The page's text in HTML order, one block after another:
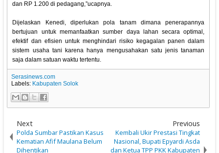
dan RP 1.200 di pedagang,”ucapnya.
Dijelaskan Kenedi, diperlukan pola tanam dimana penerapannya
bertujuan untuk memanfaatkan sumber daya lahan secara optimal,
efektif dan efisien untuk menghindari risiko kegagalan panen dalam
sistem usaha tani karena hanya mengusahakan satu jenis tanaman
saja dalam satuan waktu tertentu.
Serasinews.com
Labels: Kabupaten Solok
Next
Polda Sumbar Pastikan Kasus
Kematian Afif Maulana Belum
Dihentikan
Previous
Kembali Ukir Prestasi Tingkat
Nasional, Bupati Epyardi Asda
dan Ketua TPP PKK Kabupaten